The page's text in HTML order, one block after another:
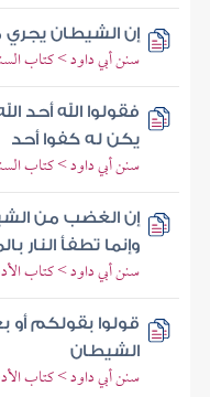
إن الشيطان
سنن أبي داود > كتاب
فقولوا الله أحد
يكن له كفوا أحد
سنن أبي داود > كتاب
إن الغضب من
وإنما تطفأ النار
سنن أبي داود > كتاب
قولوا بقولكم
الشيطان
سنن أبي داود > كتاب